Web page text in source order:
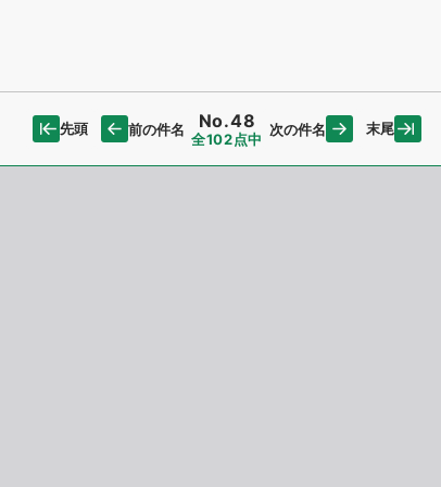
先頭 前の件名 No.48
全102点中
次の件名 末尾